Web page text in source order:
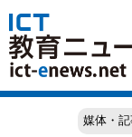
媒体・